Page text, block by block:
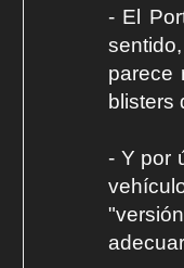
- El
parece
blisters
- Y por